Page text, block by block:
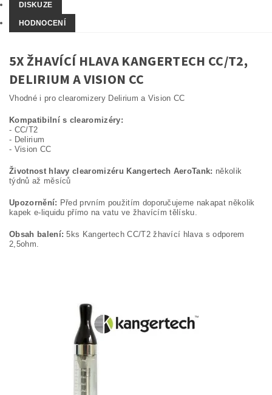
DISKUZE
HODNOCENÍ
5X ŽHAVÍCÍ HLAVA KANGERTECH CC/T2,
DELIRIUM A VISION CC
Vhodné i pro clearomizery Delirium a Vision CC
Kompatibilní s clearomizéry:
- CC/T2
- Delirium
- Vision CC
Životnost hlavy clearomizéru Kangertech AeroTank: několik
týdnů až měsíců
Upozornění: Před prvním použitím doporučujeme nakapat několik
kapek e-liquidu přímo na vatu ve žhavícím tělísku.
Obsah balení: 5ks Kangertech CC/T2 žhavící hlava s odporem
2,5ohm.